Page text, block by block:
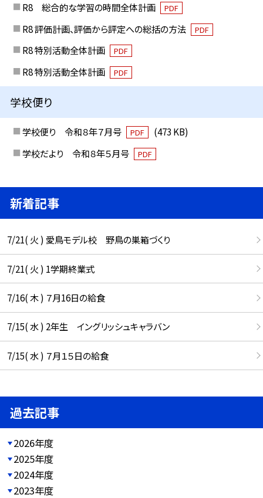
R8 総合的な学習の時間全体計画 PDF
R8 評価計画、評価から評定への総括の方法 PDF
R8 特別活動全体計画 PDF
R8 特別活動全体計画 PDF
学校便り
学校便り 令和８年７月号 PDF
(473 KB)
学校だより 令和８年５月号
PDF
新着記事
7/21( 火 ) 愛鳥モデル校 野鳥の巣箱づくり
7/21( 火 ) 1学期終業式
7/16( 木 ) ７月16日の給食
7/15( 水 ) 2年生 イングリッシュキャラバン
7/15( 水 ) ７月１５日の給食
過去記事
2026年度
2025年度
2024年度
2023年度